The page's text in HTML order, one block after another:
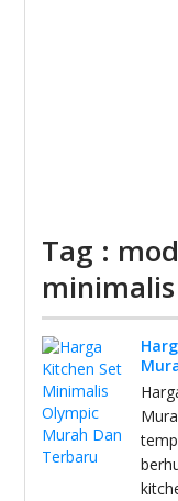
Tag :
minimalis